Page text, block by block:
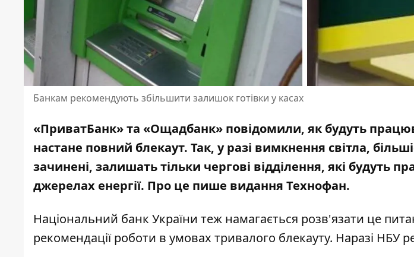
Банкам рекомендують збільшити залишок готівки у касах
«ПриватБанк» та «Ощадбанк» повідомили, як будуть
настане повний блекаут. Так, у разі вимкнення світла,
зачинені, залишать тільки чергові відділення, які будуть
джерелах енергії. Про це пише видання Технофан.
Національний банк України теж намагається розв'язати це
рекомендації роботи в умовах тривалого блекауту. Наразі НБУ